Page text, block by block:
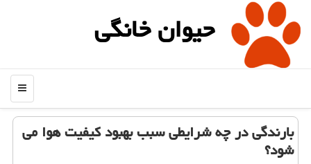
حیوان خانگی
منو
بارندگی در چه شرایطی سبب بهبود كیفیت هوا می
شود؟